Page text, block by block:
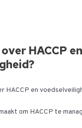
HACCP en
HACCP en
om HACCP te